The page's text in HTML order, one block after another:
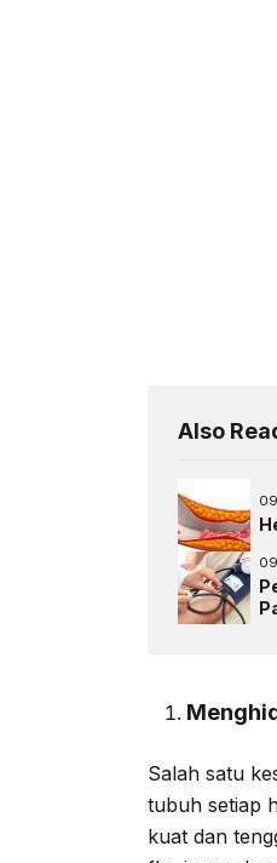
Also
Salah satu
tubuh setiap
kuat dan